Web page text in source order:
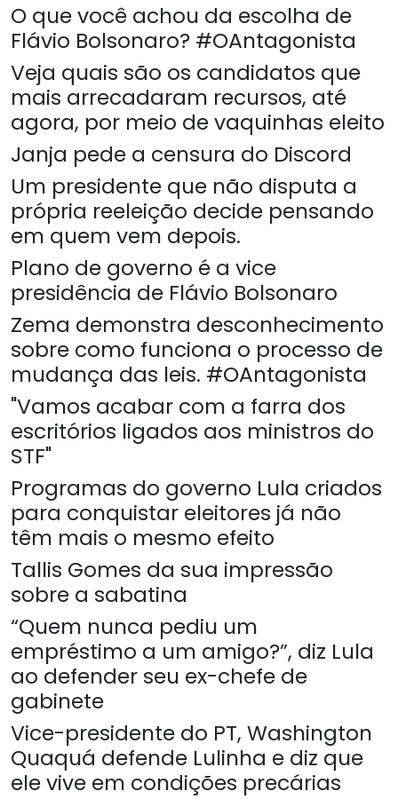
O que você achou da escolha de
Flávio Bolsonaro? #OAntagonista
Veja quais são os candidatos que
mais arrecadaram recursos, até
agora, por meio de vaquinhas eleito
Janja pede a censura do Discord
Um presidente que não disputa a
própria reeleição decide pensando
em quem vem depois.
Plano de governo é a vice
presidência de Flávio Bolsonaro
Zema demonstra desconhecimento
sobre como funciona o processo de
mudança das leis. #OAntagonista
"Vamos acabar com a farra dos
escritórios ligados aos ministros do
STF"
Programas do governo Lula criados
para conquistar eleitores já não
têm mais o mesmo efeito
Tallis Gomes da sua impressão
sobre a sabatina
“Quem nunca pediu um
empréstimo a um amigo?”, diz Lula
ao defender seu ex-chefe de
gabinete
Vice-presidente do PT, Washington
Quaquá defende Lulinha e diz que
ele vive em condições precárias